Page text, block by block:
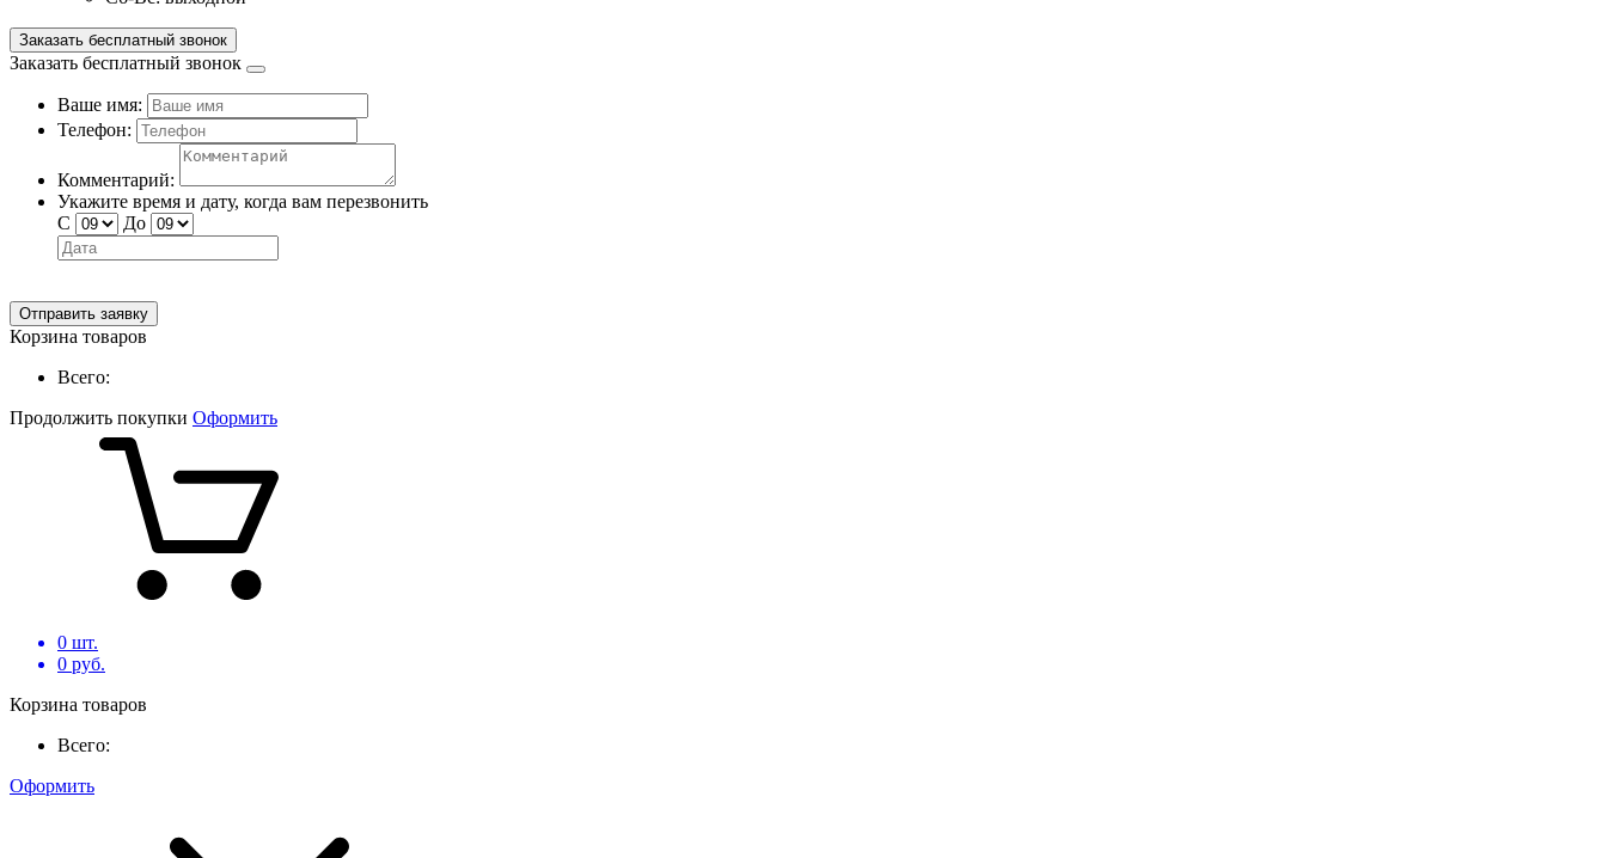
Заказать бесплатный звонок
Заказать бесплатный звонок
Ваше имя:
Телефон:
Комментарий:
Укажите время и дату, когда вам перезвонить
С
До
Отправить заявку
Корзина товаров
Всего:
Продолжить покупки Оформить
0 шт.
0 руб.
Корзина товаров
Всего:
Оформить